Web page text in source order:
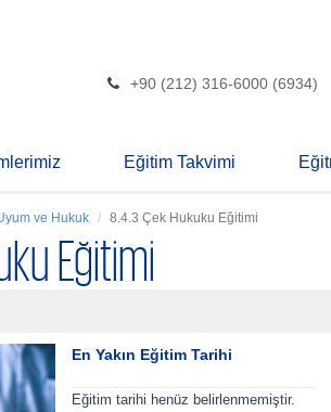
+90 (212) 316-6000 (6934)
Eğitim Takvimi
ve Hukuk 8.4.3 Çek Hukuku Eğitimi
Eğitimi
En Yakın Eğitim Tarihi
Eğitim tarihi henüz belirlenmemiştir.